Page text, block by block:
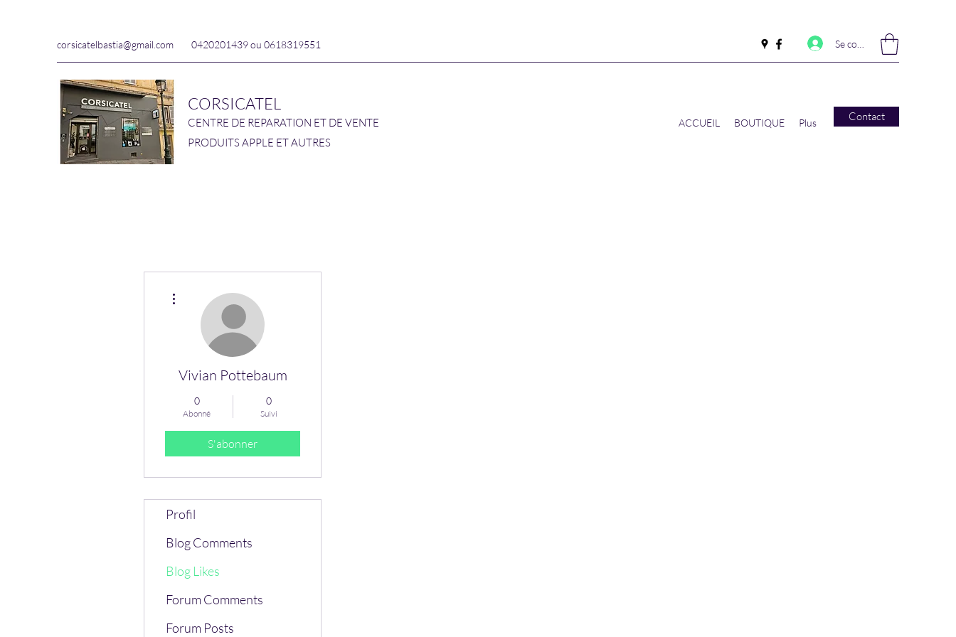
corsicatelbastia@gmail.com 0420201439 ou 0618319551 Se connecter
CORSICATEL
CENTRE DE REPARATION ET DE VENTE
PRODUITS APPLE ET AUTRES
ACCUEIL BOUTIQUE Plus Contact
Vivian Pottebaum
0
Abonné
0
Suivi
S'abonner
Profil
Blog Comments
Blog Likes
Forum Comments
Forum Posts